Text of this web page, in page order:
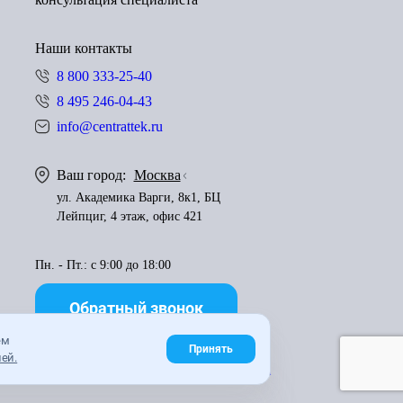
Принять
Наши контакты
8 800 333-25-40
8 495 246-04-43
info@centrattek.ru
Ваш город: Москва
ул. Академика Варги, 8к1, БЦ
Лейпциг, 4 этаж, офис 421
Пн. - Пт.: с 9:00 до 18:00
Обратный звонок
Карта сайта